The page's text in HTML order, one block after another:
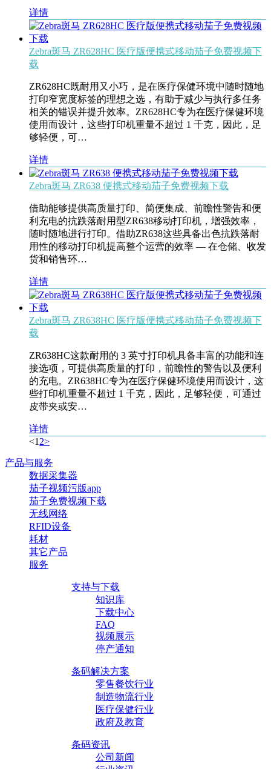
详情
Zebra斑马 ZR628HC 医疗版便携式移动茄子免费视频下
载
ZR628HC既耐用又小巧，是在医疗保健环境中随时随地
打印窄宽度标签的理想之选，有助于减少与执行多任务
相关的错误并提升效率。ZR628HC专为在医疗保健环境
使用而设计，这些打印机重量不超过 1 千克，因此，足
够轻便，可…
详情
Zebra斑马 ZR638 便携式移动茄子免费视频下载
借助能够提供高质量打印、简便集成、前瞻性警告和便
利充电的抗跌落耐用型ZR638移动打印机，增强效率，
随时随地进行打印。借助ZR638这些具备出色抗跌落耐
用性的移动打印机提高整个运营的效率 — 在仓储、收发
货和销售环…
详情
Zebra斑马 ZR638HC 医疗版便携式移动茄子免费视频下
载
ZR638HC这款耐用的 3 英寸打印机具备丰富的功能和连
接选项，可提供高质量的打印，前瞻性的警告以及便利
的充电。ZR638HC专为在医疗保健环境使用而设计，这
些打印机重量不超过 1 千克，因此，足够轻便，可通过
皮带夹或安…
详情
<1 2>
产品与服务
数据采集器
茄子视频污版app
茄子免费视频下载
无线网络
RFID设备
耗材
其它产品
服务
支持与下载
知识库
下载中心
FAQ
视频展示
停产通知
条码解决方案
零售餐饮行业
制造物流行业
医疗保健行业
政府及教育
条码资讯
公司新闻